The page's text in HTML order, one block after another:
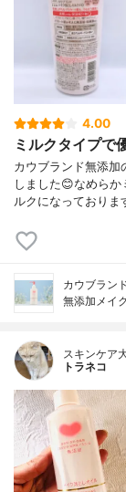
4.00
ミルクタイプで
カウブランド無添加
しました😊なめらか
ルクになっておりま
カウブラン
無添加メイ
スキンケア
トラネコ